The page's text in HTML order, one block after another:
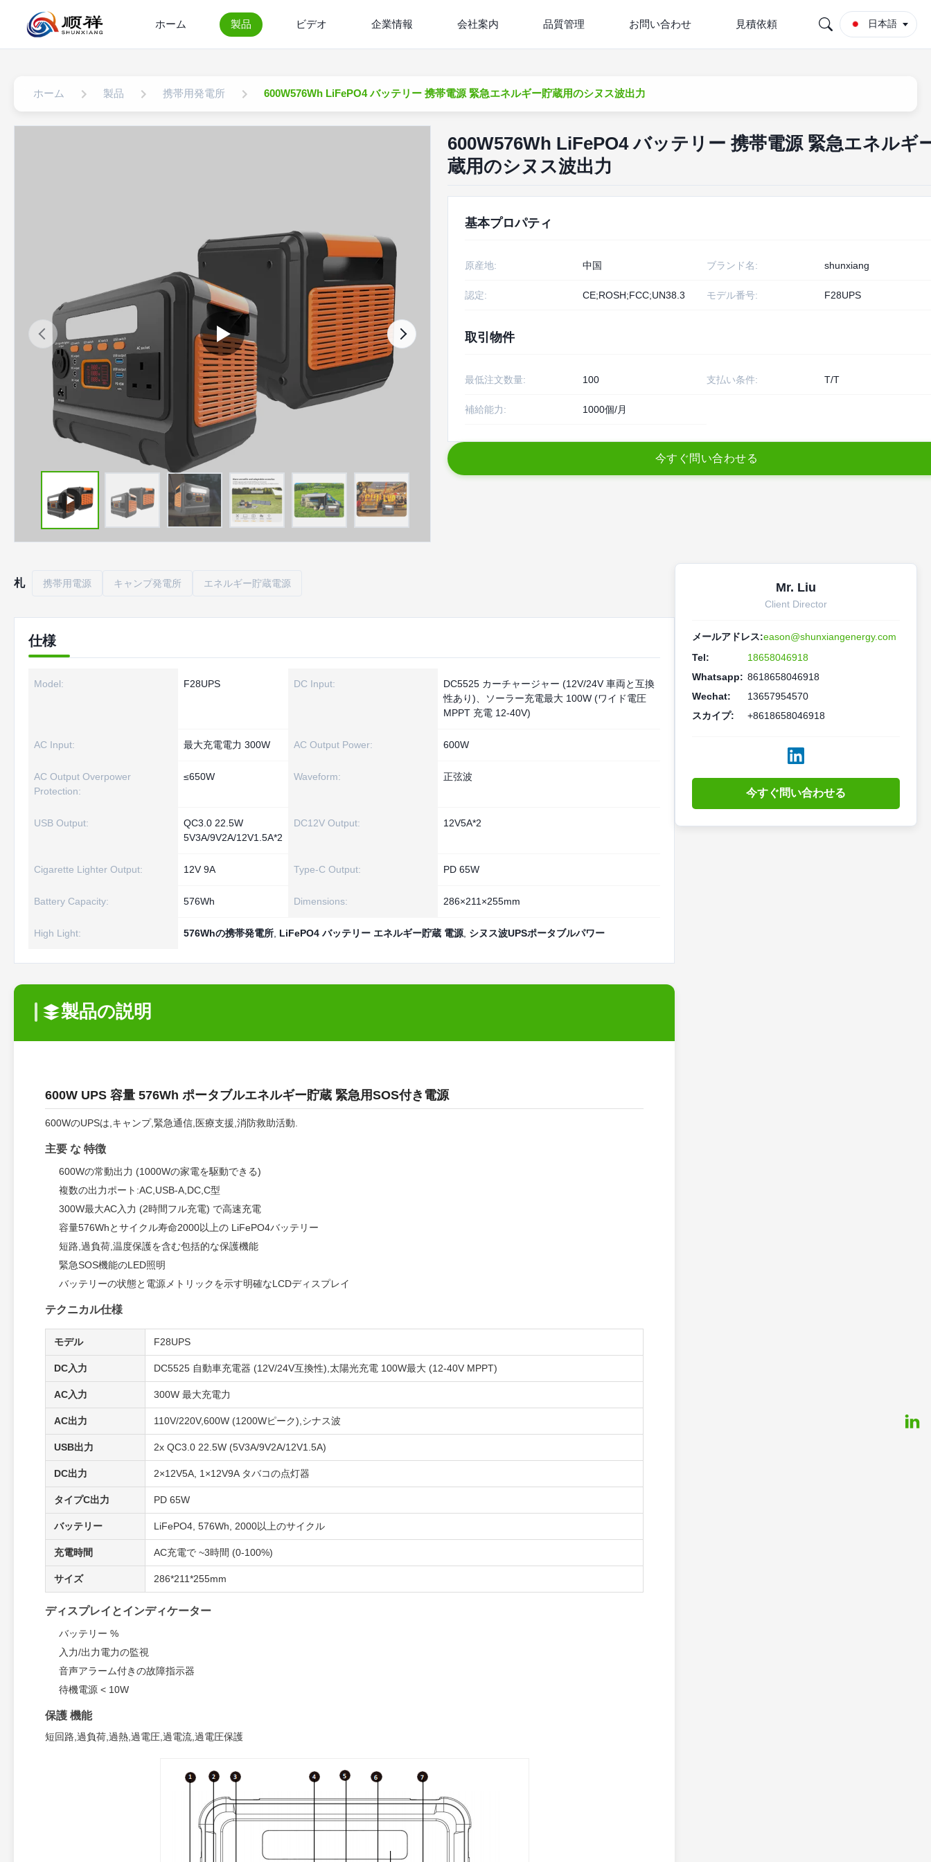
ホーム 製品 ビデオ 企業情報 会社案内 品質管理 お問い合わせ 見積依頼 日本語
ホーム 製品 携帯用発電所 600W576Wh LiFePO4 バッテリー 携帯電源 緊急エネルギー貯蔵用のシヌス波出力
600W576Wh LiFePO4 バッテリー 携帯電源 緊急エネルギ
蔵用のシヌス波出力
基本プロパティ
原産地: 中国 ブランド名: shunxiang
認定: CE;ROSH;FCC;UN38.3 モデル番号: F28UPS
取引物件
最低注文数量: 100 支払い条件: T/T
補給能力: 1000個/月
今す ぐ問 い合わせる
札 携帯用電源 キャンプ発電所 エネルギー貯蔵電源
仕様
Model: F28UPS DC Input:
DC5525 カーチャージャー (12V/24V 車両と互換
性あり)、ソーラー充電最大 100W (ワイド電圧
MPPT 充電 12-40V)
AC Input: 最大充電電力 300W AC Output Power: 600W
AC Output Overpower
Protection:
≤650W Waveform: 正弦波
USB Output:
QC3.0 22.5W
5V3A/9V2A/12V1.5A*2
DC12V Output: 12V5A*2
Cigarette Lighter Output: 12V 9A Type-C Output: PD 65W
Battery Capacity: 576Wh Dimensions: 286×211×255mm
High Light: 576Whの携帯発電所 LiFePO4 バッテリー エネルギー貯蔵 電源 シヌス波UPSポータブルパワー
製品の説明
600W UPS 容量 576Wh ポータブルエネルギー貯蔵 緊急用SOS付き電源
600WのUPSは,キャンプ,緊急通信,医療支援,消防救助活動.
主要 な 特徴
600Wの常動出力 (1000Wの家電を駆動できる)
複数の出力ポート:AC,USB-A,DC,C型
300W最大AC入力 (2時間フル充電) で高速充電
容量576Whとサイクル寿命2000以上の LiFePO4バッテリー
短路,過負荷,温度保護を含む包括的な保護機能
緊急SOS機能のLED照明
バッテリーの状態と電源メトリックを示す明確なLCDディスプレイ
テクニカル仕様
モデル F28UPS
DC入力 DC5525 自動車充電器 (12V/24V互換性),太陽光充電 100W最大 (12-40V MPPT)
AC入力 300W 最大充電力
AC出力 110V/220V,600W (1200Wピーク),シナス波
USB出力 2x QC3.0 22.5W (5V3A/9V2A/12V1.5A)
DC出力 2×12V5A, 1×12V9A タバコの点灯器
タイプC出力 PD 65W
バッテリー LiFePO4, 576Wh, 2000以上のサイクル
充電時間 AC充電で ~3時間 (0-100%)
サイズ 286*211*255mm
ディスプレイとインディケーター
バッテリー %
入力/出力電力の監視
音声アラーム付きの故障指示器
待機電源 < 10W
保護 機能
短回路,過負荷,過熱,過電圧,過電流,過電圧保護
Mr. Liu
Client Director
メールアドレス:eason@shunxiangenergy.com
Tel:
18658046918
Whatsapp: 8618658046918
Wechat:
13657954570
スカイプ:
+8618658046918
今すぐ問い合わせる